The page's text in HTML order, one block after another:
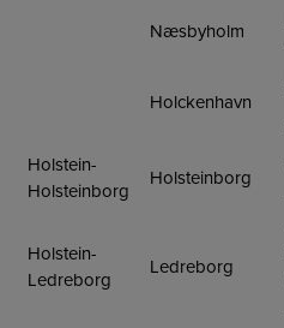
Næsbyholm
Holckenhavn
Holstein-
Holsteinborg
Holsteinborg
Holstein-
Ledreborg
Ledreborg